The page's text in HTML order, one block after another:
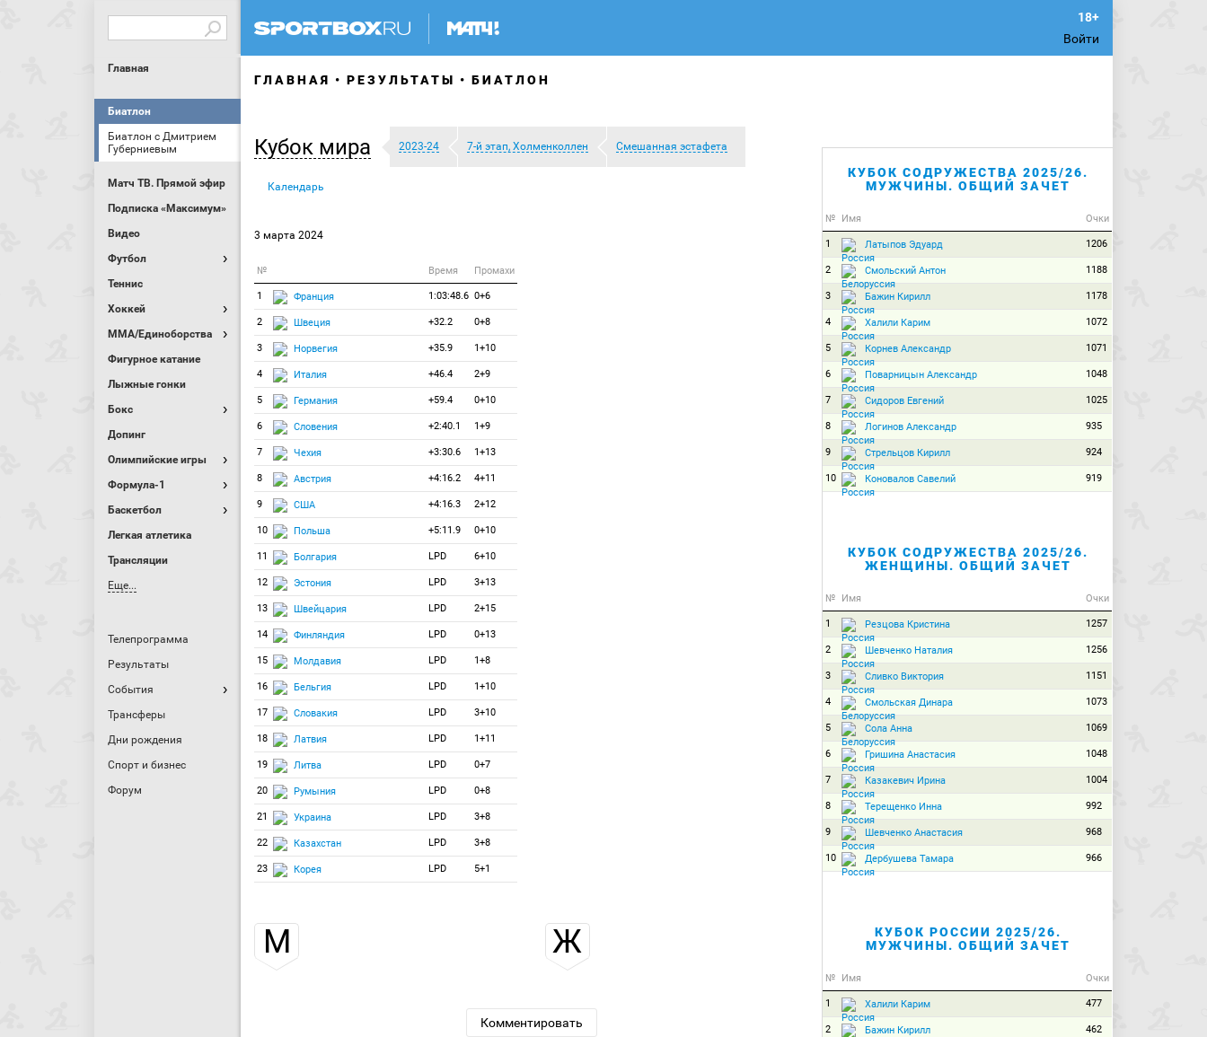
Войти
Главная
Биатлон
Биатлон с Дмитрием
Губерниевым
Матч ТВ. Прямой эфир
Подписка «Максимум»
Видео
Футбол
Теннис
Хоккей
MMA/Единоборства
Фигурное катание
Лыжные гонки
Бокс
Допинг
Олимпийские игры
Формула-1
Баскетбол
Легкая атлетика
Трансляции
Еще...
Телепрограмма
Результаты
События
Трансферы
Дни рождения
Спорт и бизнес
Форум
ГЛАВНАЯ РЕЗУЛЬТАТЫ БИАТЛОН
Кубок мира 2023-24 7-й этап, Холменколлен Смешанная эстафета
Календарь
3 марта 2024
№ Время Промахи
1 Франция 1:03:48.6 0+6
2 Швеция +32.2 0+8
3 Норвегия +35.9 1+10
4 Италия +46.4 2+9
5 Германия +59.4 0+10
6 Словения +2:40.1 1+9
7 Чехия +3:30.6 1+13
8 Австрия +4:16.2 4+11
9 США +4:16.3 2+12
10 Польша +5:11.9 0+10
11 Болгария LPD 6+10
12 Эстония LPD 3+13
13 Швейцария LPD 2+15
14 Финляндия LPD 0+13
15 Молдавия LPD 1+8
16 Бельгия LPD 1+10
17 Словакия LPD 3+10
18 Латвия LPD 1+11
19 Литва LPD 0+7
20 Румыния LPD 0+8
21 Украина LPD 3+8
22 Казахстан LPD 3+8
23 Корея LPD 5+1
М Ж
Комментировать
КУБОК СОДРУЖЕСТВА 2025/26.
МУЖЧИНЫ. ОБЩИЙ ЗАЧЕТ
№ Имя Очки
1 Латыпов Эдуард 1206
2 Смольский Антон 1188
3 Бажин Кирилл 1178
4 Халили Карим 1072
5 Корнев Александр 1071
6 Поварницын Александр 1048
7 Сидоров Евгений 1025
8 Логинов Александр 935
9 Стрельцов Кирилл 924
10 Коновалов Савелий 919
КУБОК СОДРУЖЕСТВА 2025/26.
ЖЕНЩИНЫ. ОБЩИЙ ЗАЧЕТ
№ Имя Очки
1 Резцова Кристина 1257
2 Шевченко Наталия 1256
3 Сливко Виктория 1151
4 Смольская Динара 1073
5 Сола Анна 1069
6 Гришина Анастасия 1048
7 Казакевич Ирина 1004
8 Терещенко Инна 992
9 Шевченко Анастасия 968
10 Дербушева Тамара 966
КУБОК РОССИИ 2025/26.
МУЖЧИНЫ. ОБЩИЙ ЗАЧЕТ
№ Имя Очки
1 Халили Карим 477
2 Бажин Кирилл 462